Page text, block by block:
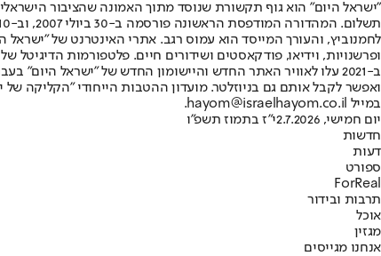
"ישראל היום" הוא גוף תקשורת שנוסד מתוך האמונה שהציבור הישראלי
ופרשנויות, וידיאו, פודקאסטים ושידורים חיים. פלטפורמות הדיגיטל
ב-2021 עלו לאוויר האתר החדש והיישומון החדש של "ישראל
ואפשר לקבל אותם גם בניוזלטר. מועדון ההטבות הייחודי "הקליקה
במייל hayom@israelhayom.co.il.
יום חמישי, 2.7.2026
י"ז בתמוז תשפ"ו
חדשות
דעות
ספורט
ForReal
תרבות ובידור
אוכל
מגזין
אנחנו מגייסים